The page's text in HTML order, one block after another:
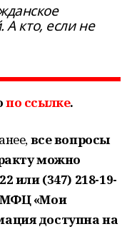
А кто, если не
по ссылке.
все вопросы
можно
или (347) 218-19-
МФЦ «Мои
доступна на